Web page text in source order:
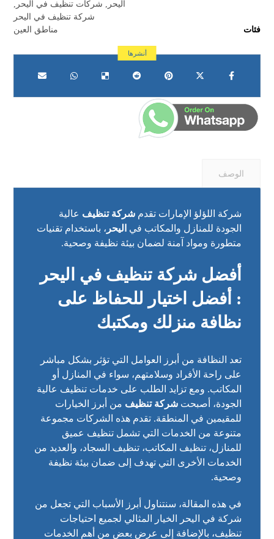
اليحر
شركات تنظيف في اليحر
شركة تنظيف في اليحر
فئات
مناطق العين
الوصف
شركة اللؤلؤ الإمارات تقدمشركة تنظيف عالية
الجودة للمنازل والمكاتب في اليحر ، باستخدام تقنيات
متطورة ومواد آمنة لضمان بيئة نظيفة وصحية.
أفضل شركة تنظيف في اليحر
: أفضل اختيار للحفاظ على
نظافة منزلك ومكتبك
تعد النظافة من أبرز العوامل التي تؤثر بشكل مباشر
على راحة الأفراد وسلامتهم، سواء في المنازل أو
المكاتب. ومع تزايد الطلب على خدمات تنظيف عالية
الجودة، أصبحتشركة تنظيف من أبرز الخيارات
للمقيمين في المنطقة. تقدم هذه الشركات مجموعة
متنوعة من الخدمات التي تشمل تنظيف عميق
للمنازل، تنظيف المكاتب، تنظيف السجاد، والعديد من
الخدمات الأخرى التي تهدف إلى ضمان بيئة نظيفة
وصحية.
في هذه المقالة، سنتناول أبرز الأسباب التي تجعل من
شركة في اليحر الخيار المثالي لجميع احتياجات
تنظيف، بالإضافة إلى عرض بعض من أهم الخدمات